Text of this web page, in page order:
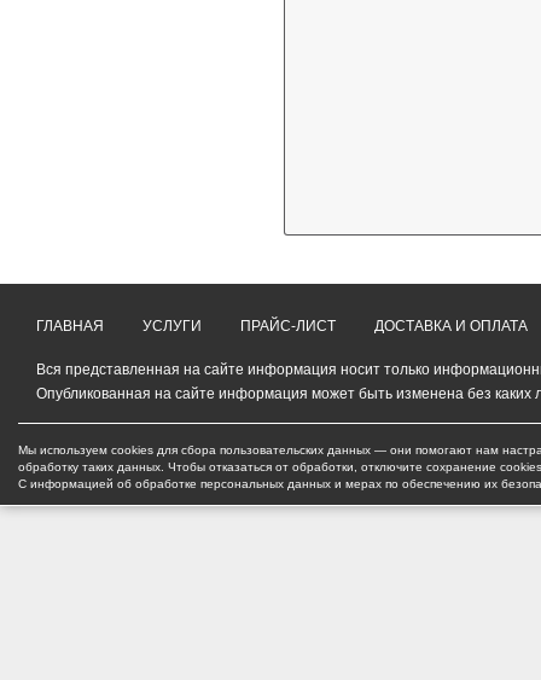
ГЛАВНАЯ УСЛУГИ ПРАЙС-ЛИСТ ДОСТАВКА И ОПЛАТА
Вся представленная на сайте информация носит только
Опубликованная на сайте информация может быть изменена без каких
Мы используем cookies для сбора пользовательских данных — они помогают нам
обработку таких данных. Чтобы отказаться от обработки, отключите сохранение
С информацией об обработке персональных данных и мерах по обеспечению их